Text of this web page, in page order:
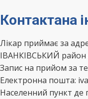
Контактана
Лікар приймає за
ІВАНКІВСЬКИЙ район
Запис на прийом за
Електронна пошта:
Населенний пункт де